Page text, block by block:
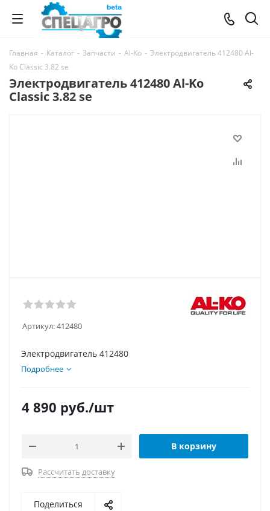
Главная - Каталог - Запчасти - Al-Ko - Электродвигатель 412480 Al-
Ko Сlassic 3.82 se
Электродвигатель 412480 Al-Ko
Сlassic 3.82 se
Артикул:412480
Электродвигатель 412480
Подробнее
4 890 руб./шт
В корзину
Рассчитать доставку
Поделиться